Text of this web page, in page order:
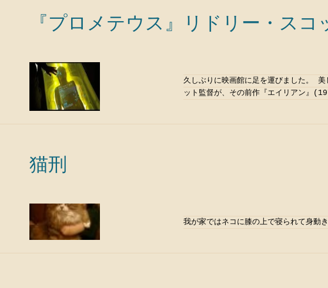
『プロメテウス』リドリー・ス
久しぶりに映画館に足を運びました。
ット監督が、その前作『エイリアン』
猫刑
我が家ではネコに膝の上で寝られて身動